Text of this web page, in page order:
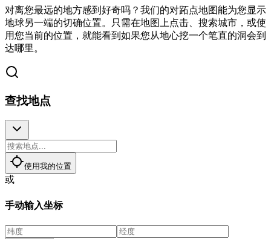
对离您最远的地方感到好奇吗？我们的对跖点地图能为您显示
地球另一端的切确位置。只需在地图上点击、搜索城市，或使
用您当前的位置，就能看到如果您从地心挖一个笔直的洞会到
达哪里。
查找地点
使用我的位置
或
手动输入坐标